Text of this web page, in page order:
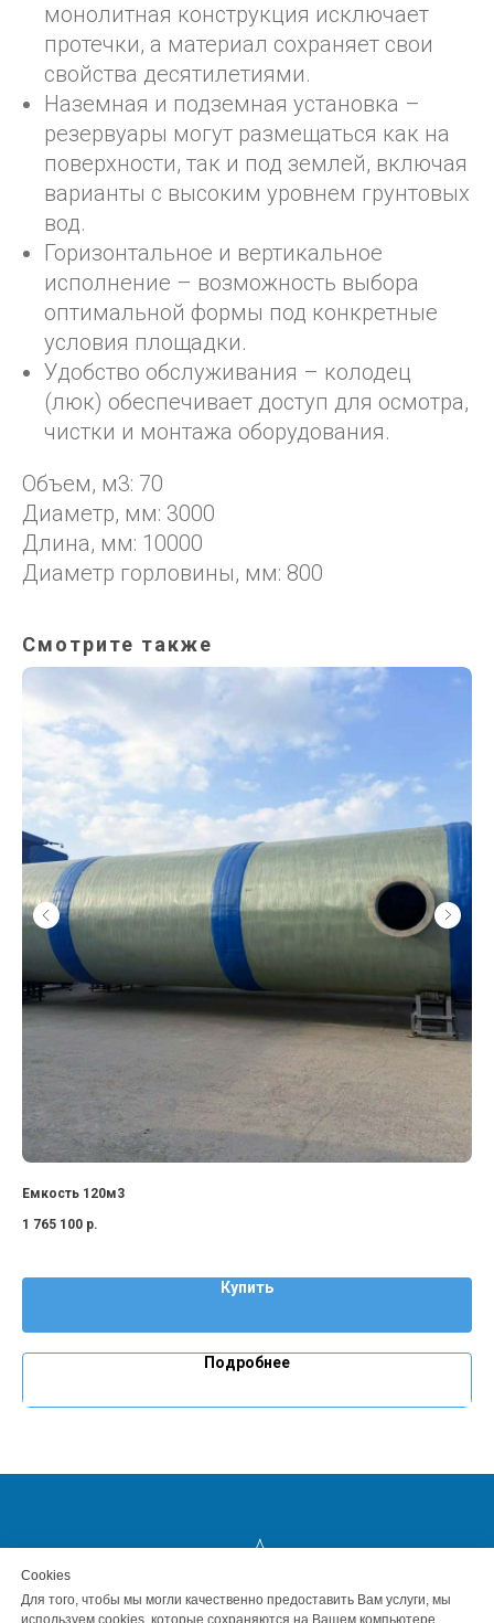
монолитная конструкция исключает
протечки, а материал сохраняет свои
свойства десятилетиями.
Наземная и подземная установка –
резервуары могут размещаться как на
поверхности, так и под землей, включая
варианты с высоким уровнем грунтовых
вод.
Горизонтальное и вертикальное
исполнение – возможность выбора
оптимальной формы под конкретные
условия площадки.
Удобство обслуживания – колодец
(люк) обеспечивает доступ для осмотра,
чистки и монтажа оборудования.
Объем, м3: 70
Диаметр, мм: 3000
Длина, мм: 10000
Диаметр горловины, мм: 800
Смотрите также
Емкость 120м3
1 765 100 р.
Купить
Подробнее
Краснодар 2026 © Все права защищены
Сookies
Для того, чтобы мы могли качественно предоставить Вам услуги, мы